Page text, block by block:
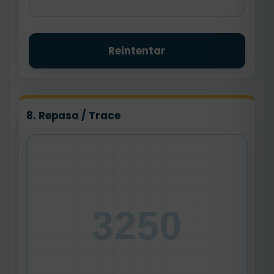
Reintentar
8. Repasa / Trace